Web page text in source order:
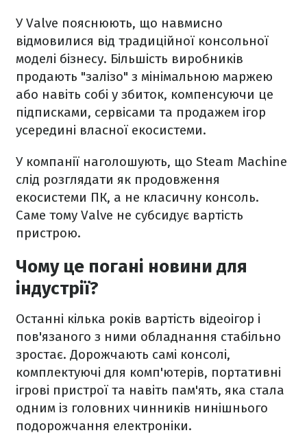
У Valve пояснюють, що навмисно
відмовилися від традиційної консольної
моделі бізнесу. Більшість виробників
продають "залізо" з мінімальною маржею
або навіть собі у збиток, компенсуючи це
підписками, сервісами та продажем ігор
усередині власної екосистеми.
У компанії наголошують, що Steam Machine
слід розглядати як продовження
екосистеми ПК, а не класичну консоль.
Саме тому Valve не субсидує вартість
пристрою.
Чому це погані новини для
індустрії?
Останні кілька років вартість відеоігор і
пов'язаного з ними обладнання стабільно
зростає. Дорожчають самі консолі,
комплектуючі для комп'ютерів, портативні
ігрові пристрої та навіть пам'ять, яка стала
одним із головних чинників нинішнього
подорожчання електроніки.